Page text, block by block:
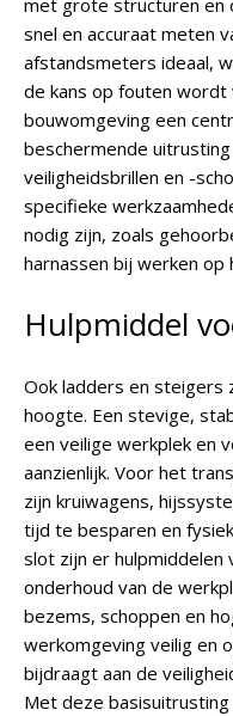
met grote structuren en
snel en accuraat meten
afstandsmeters ideaal,
de kans op fouten wordt
bouwomgeving een
beschermende
veiligheidsbrillen en -
specifieke
nodig zijn, zoals
harnassen bij werken op
Hulpmiddel
Ook ladders en steigers
hoogte. Een stevige,
een veilige werkplek en
aanzienlijk. Voor het
zijn kruiwagens,
tijd te besparen en
slot zijn er hulpmiddelen
onderhoud van de
bezems, schoppen en
werkomgeving veilig en
bijdraagt aan de
Met deze